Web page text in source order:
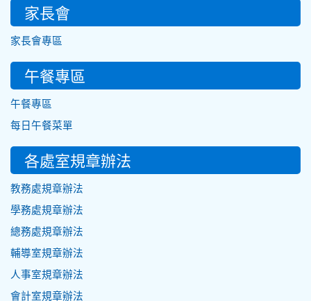
家長會
家長會專區
午餐專區
午餐專區
每日午餐菜單
各處室規章辦法
教務處規章辦法
學務處規章辦法
總務處規章辦法
輔導室規章辦法
人事室規章辦法
會計室規章辦法